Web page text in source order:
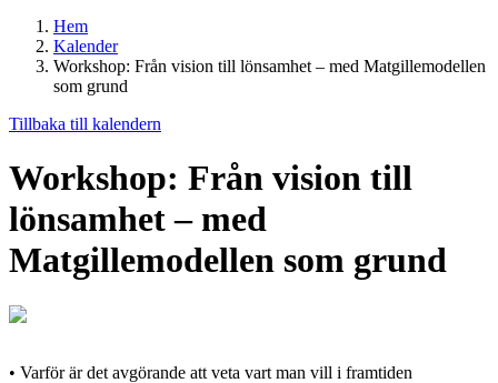
Hem
Kalender
Workshop: Från vision till lönsamhet – med Matgillemodellen
som grund
Tillbaka till kalendern
Workshop: Från vision till
lönsamhet – med
Matgillemodellen som grund
• Varför är det avgörande att veta vart man vill i framtiden